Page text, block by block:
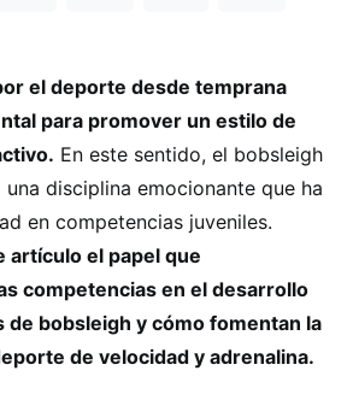
el deporte desde temprana
para promover un estilo de
En este sentido, el bobsleigh
disciplina emocionante que ha
en competencias juveniles.
artículo el papel que
competencias en el desarrollo
bobsleigh y cómo fomentan la
de velocidad y adrenalina.